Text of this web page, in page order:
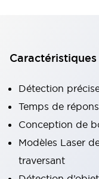
Caractéristiques
Détection
Temps de
Conception de
Modèles Laser
traversant